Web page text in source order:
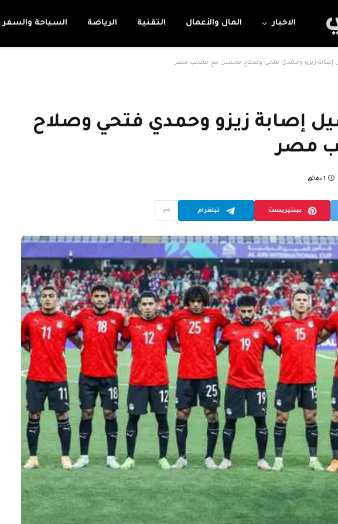
الاخبار المال والأعمال التقنية الرياضة السياحة والسفر
إصابة زيزو وحمدي فتحي وصلاح محسن مع منتخب مصر
إصابة زيزو وحمدي فتحي وصلاح
مصر
1 دقائق
بينتيريست تيلقرام